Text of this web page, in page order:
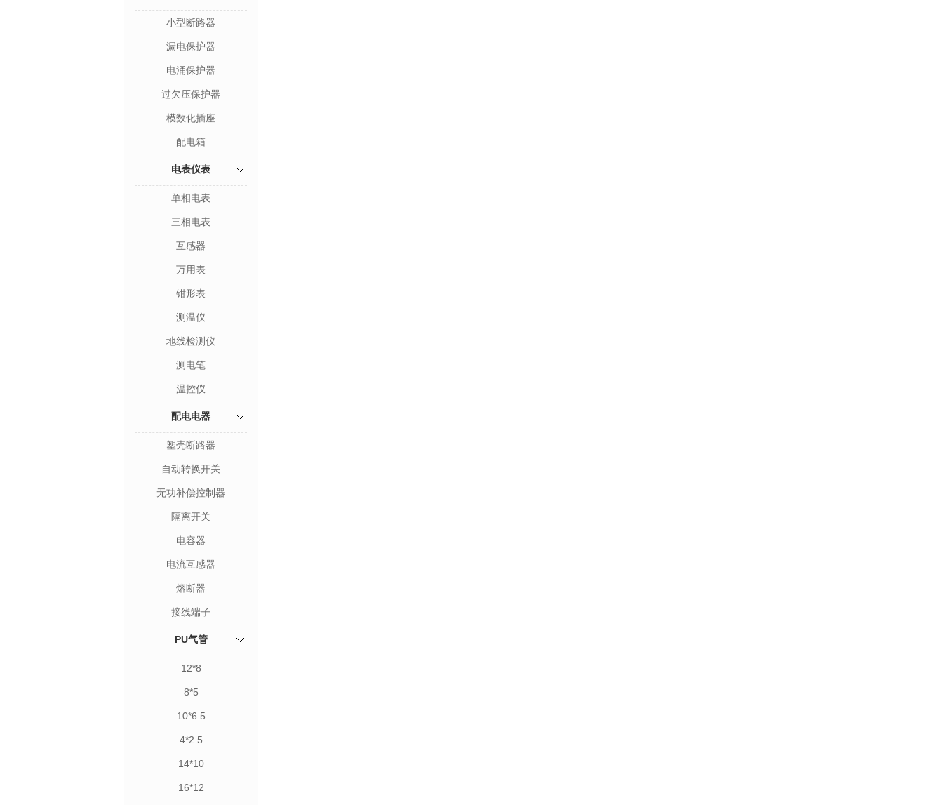
小型断路器
漏电保护器
电涌保护器
过欠压保护器
模数化插座
配电箱
电表仪表
单相电表
三相电表
互感器
万用表
钳形表
测温仪
地线检测仪
测电笔
温控仪
配电电器
塑壳断路器
自动转换开关
无功补偿控制器
隔离开关
电容器
电流互感器
熔断器
接线端子
PU气管
12*8
8*5
10*6.5
4*2.5
14*10
16*12